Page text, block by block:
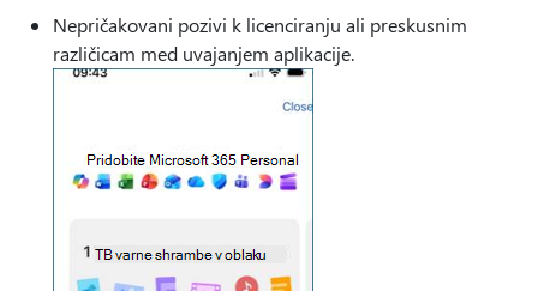
Nepričakovani pozivi k licenciranju ali preskusnim
različicam med uvajanjem aplikacije.